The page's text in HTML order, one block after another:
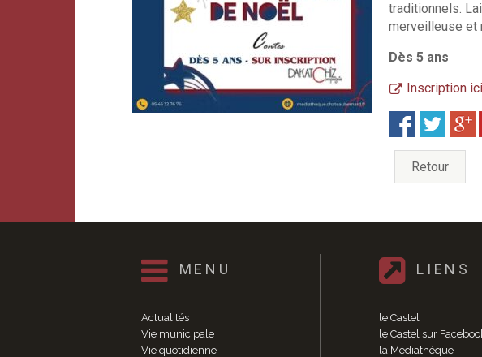
traditionnels.
merveilleuse et
Dès 5 ans
Inscription ici
Retour
MENU
Actualités
Vie municipale
Vie quotidienne
LIENS
le Castel
le Castel sur
la Médiathèque